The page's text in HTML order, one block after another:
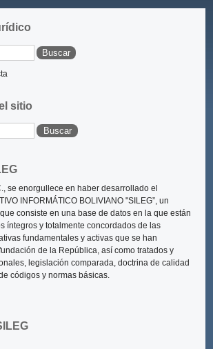
sitio
se enorgullece en haber desarrollado el
INFORMÁTICO BOLIVIANO "SILEG”, un
consiste en una base de datos en la que están
íntegros y totalmente concordados de las
fundamentales y activas que se han
de la República, así como tratados y
legislación comparada, doctrina de calidad
códigos y normas básicas.